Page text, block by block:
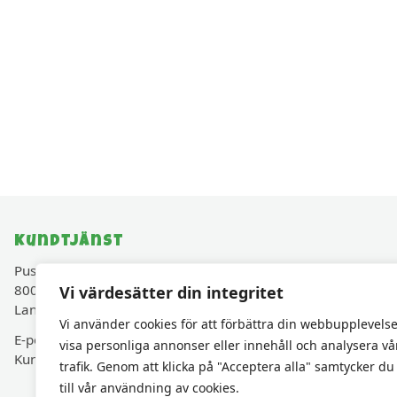
Vi värdesätter din integritet
Vi använder cookies för att förbättra din
visa personliga annonser eller innehåll och analysera
trafik. Genom att klicka på "Acceptera alla" samtycker du
till vår användning av cookies.
Kundtjänst
Pusselavenyn.se drivs av Cadjam AB (Org.nr 559427-
8003)
Lancashirevägen 30, 819 40 Karlholmsbruk, Sverige
E-post: kundservice@pusselavenyn.se
Kundservice via e-post • Svar inom 48 h vardagar